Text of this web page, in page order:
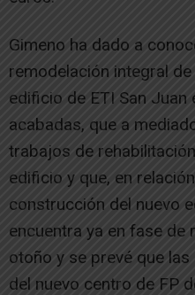
Gimeno ha dado a
remodelación integral
edificio de ETI San
acabadas, que a
trabajos de
edificio y que, en
construcción del nuevo
encuentra ya en fase de
otoño y se prevé que
del nuevo centro de FP